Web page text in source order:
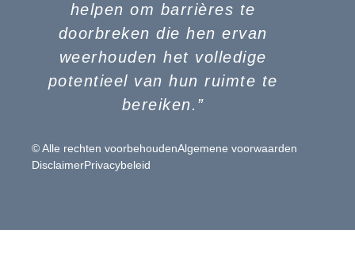
helpen om barrières te
doorbreken die hen ervan
weerhouden het volledige
potentieel van hun ruimte te
bereiken.”
© Alle rechten voorbehoudenAlgemene voorwaarden
DisclaimerPrivacybeleid